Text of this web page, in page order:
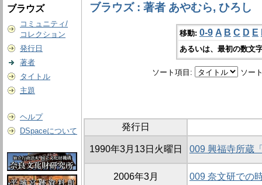
ブラウズ
コミュニティ/
コレクション
発行日
著者
タイトル
主題
ヘルプ
DSpaceについて
ブラウズ : 著者 あやむら, ひろし
移動: 0-9 A B C D E
あるいは、最初の数文
ソート項目: ソー
発行日
1990年3月13日火曜日 009 興福寺所蔵
2006年3月 009 奈文研での